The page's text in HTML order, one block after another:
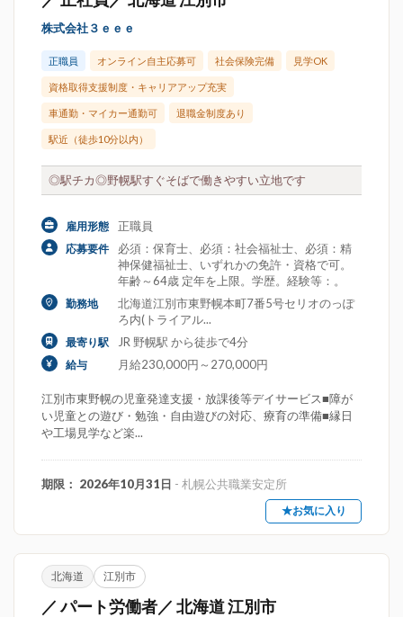
株式会社３ｅｅｅ
正職員 オンライン自主応募可 社会保険完備 見学OK
資格取得支援制度・キャリアアップ充実
車通勤・マイカー通勤可 退職金制度あり
駅近（徒歩10分以内）
◎駅チカ◎野幌駅すぐそばで働きやすい立地です
雇用形態 正職員
応募要件
必須：保育士、必須：社会福祉士、必須：精
神保健福祉士、いずれかの免許・資格で可。
年齢～64歳 定年を上限。学歴。経験等：。
勤務地
北海道江別市東野幌本町7番5号セリオのっぽ
ろ内(トライアル...
最寄り駅 JR 野幌駅 から徒歩で4分
給与 月給230,000円～270,000円
江別市東野幌の児童発達支援・放課後等デイサービス■障が
い児童との遊び・勉強・自由遊びの対応、療育の準備■縁日
や工場見学など楽...
期限： 2026年10月31日 - 札幌公共職業安定所
★お気に入り
北海道 江別市
／ パート労働者／ 北海道 江別市